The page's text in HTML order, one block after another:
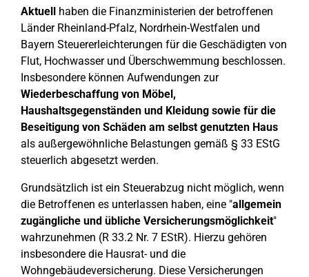
Aktuell haben die Finanzministerien der betroffenen
Länder Rheinland-Pfalz, Nordrhein-Westfalen und
Bayern Steuererleichterungen für die Geschädigten von
Flut, Hochwasser und Überschwemmung beschlossen.
Insbesondere können Aufwendungen zur
Wiederbeschaffung von Möbel,
Haushaltsgegenständen und Kleidung sowie für die
Beseitigung von Schäden am selbst genutzten Haus
als außergewöhnliche Belastungen gemäß § 33 EStG
steuerlich abgesetzt werden.
Grundsätzlich ist ein Steuerabzug nicht möglich, wenn
die Betroffenen es unterlassen haben, eine "allgemein
zugängliche und übliche Versicherungsmöglichkeit"
wahrzunehmen (R 33.2 Nr. 7 EStR). Hierzu gehören
insbesondere die Hausrat- und die
Wohngebäudeversicherung. Diese Versicherungen